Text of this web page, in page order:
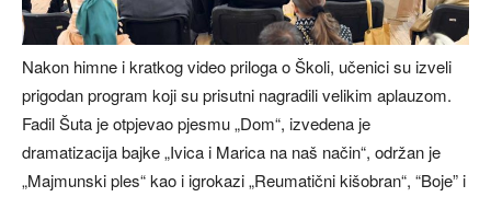
Nakon himne i kratkog video priloga o Školi, učenici su izveli
prigodan program koji su prisutni nagradili velikim aplauzom.
Fadil Šuta je otpjevao pjesmu „Dom“, izvedena je
dramatizacija bajke „Ivica i Marica na naš način“, održan je
„Majmunski ples“ kao i igrokazi „Reumatični kišobran“, “Boje” i